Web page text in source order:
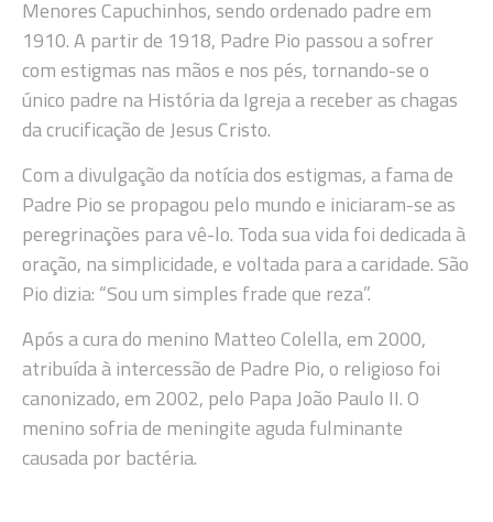
Menores Capuchinhos, sendo ordenado padre em
1910. A partir de 1918, Padre Pio passou a sofrer
com estigmas nas mãos e nos pés, tornando-se o
único padre na História da Igreja a receber as chagas
da crucificação de Jesus Cristo.
Com a divulgação da notícia dos estigmas, a fama de
Padre Pio se propagou pelo mundo e iniciaram-se as
peregrinações para vê-lo. Toda sua vida foi dedicada à
oração, na simplicidade, e voltada para a caridade. São
Pio dizia: “Sou um simples frade que reza”.
Após a cura do menino Matteo Colella, em 2000,
atribuída à intercessão de Padre Pio, o religioso foi
canonizado, em 2002, pelo Papa João Paulo II. O
menino sofria de meningite aguda fulminante
causada por bactéria.